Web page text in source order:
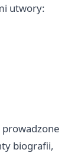
utwory:
biografii,